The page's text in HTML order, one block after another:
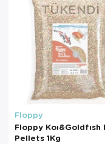
TÜKENDI
Floppy
Floppy Koı&Goldfısh
Pellets 1Kg